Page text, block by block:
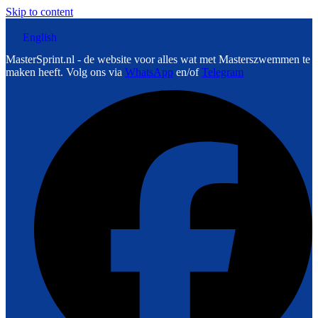
Skip to content
English
MasterSprint.nl - de website voor alles wat met Masterszwemmen te
maken heeft. Volg ons via WhatsApp en/ofTelegram